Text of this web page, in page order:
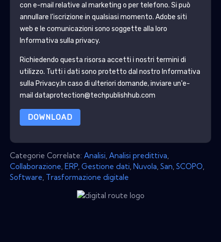
con e-mail relative al marketing o per telefono. Si può
annullare l'iscrizione in qualsiasi momento. Adobe siti
web e le comunicazioni sono soggette alla loro
Informativa sulla privacy.
Richiedendo questa risorsa accetti i nostri termini di
utilizzo. Tutti i dati sono protetto dal nostro Informativa
sulla Privacy.In caso di ulteriori domande, inviare un'e-
mail dataprotection@techpublishhub.com
DOWNLOAD
Categorie Correlate: Analisi Analisi predittiva
Collaborazione ERP Gestione dati Nuvola San SCOPO
Software Trasformazione digitale